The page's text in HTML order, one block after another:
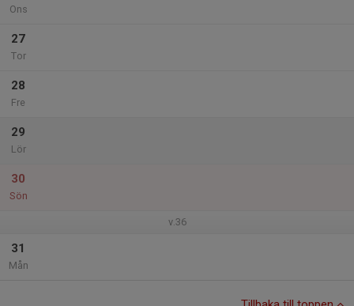
Ons
27
Tor
28
Fre
29
Lör
30
Sön
v.36
31
Mån